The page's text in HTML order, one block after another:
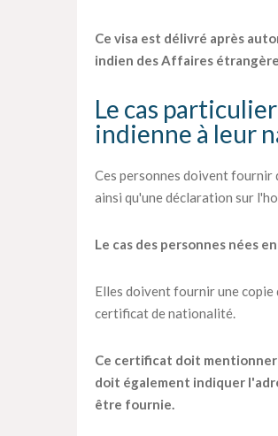
Ce visa est délivré après
indien des Affaires
Le cas
indienne à leur
Ces personnes doivent fournir
ainsi qu'une déclaration sur
Le cas des personnes nées
Elles doivent fournir une copie
certificat de nationalité.
Ce certificat doit mentionner
doit également indiquer
être fournie.